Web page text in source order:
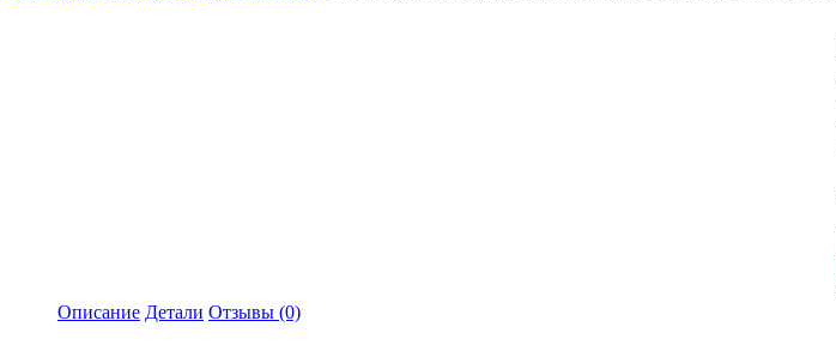
Описание Детали Отзывы (0)